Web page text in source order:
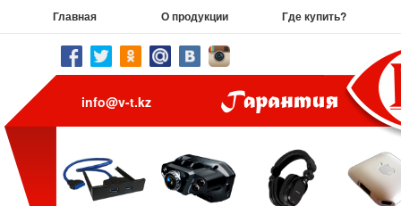
Главная О продукции Где купить?
info@v-t.kz